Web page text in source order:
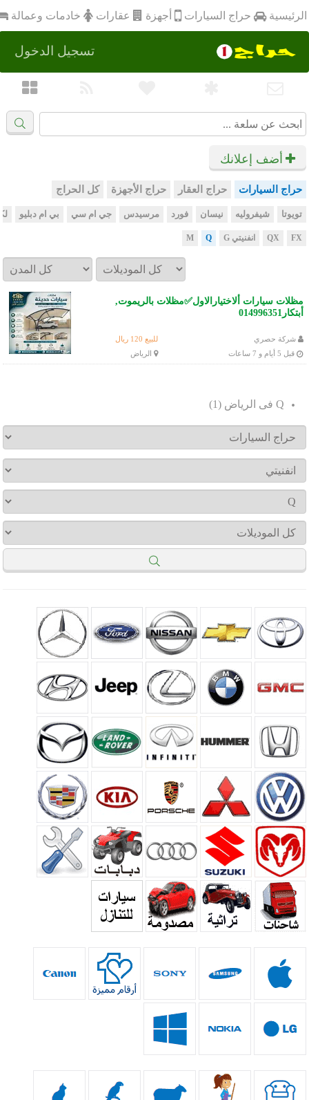
الرئيسية حراج السيارات أجهزة عقارات خادمات وعمالة
تسجيل الدخول
أضف إعلانك
حراج السيارات حراج العقار حراج الأجهزة كل الحراج
تويوتا شيفروليه نيسان فورد مرسيدس جي ام سي بي ام دبليو
FX
QX انفنيتي G Q
M
مظلات سيارات ألاختيارالاول✅مظلات بالريموت,
أبتكار014996351
شركة حصري
للبيع 120 ريال
قبل 5 أيام و 7 ساعات
الرياض
.